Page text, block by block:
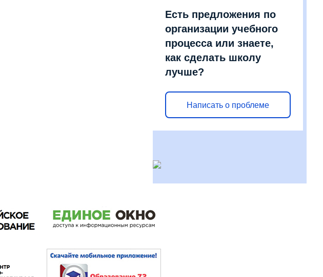
Есть предложения по
организации учебного
процесса или знаете,
как сделать школу
лучше?
Написать о проблеме